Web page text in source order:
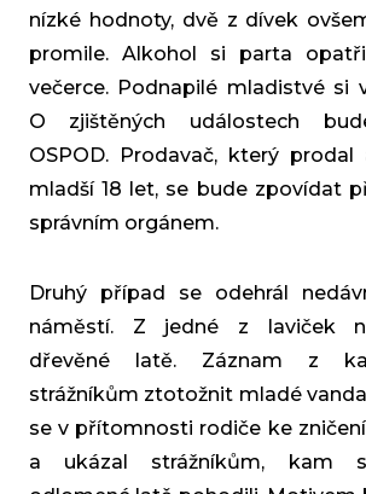
nízké hodnoty, dvě z dívek
promile. Alkohol si parta
večerce. Podnapilé mladistvé si
O zjištěných událostech
OSPOD. Prodavač, který
mladší 18 let, se bude zpovídat
správním orgánem.
Druhý případ se odehrál
náměstí. Z jedné z laviček
dřevěné latě. Záznam z
strážníkům ztotožnit mladé
se v přítomnosti rodiče ke
a ukázal strážníkům, kam s